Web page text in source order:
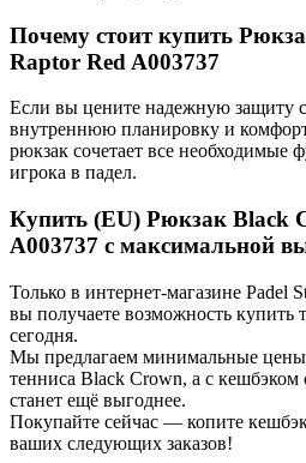
Почему стоит купить
Raptor Red A003737
Если вы цените надежную защиту
внутреннюю планировку и
рюкзак сочетает все необходимые
игрока в падел.
Купить (EU) Рюкзак Black
A003737 с максимальной
Только в интернет-магазине Padel
вы получаете возможность купить
сегодня.
Мы предлагаем минимальные цены
тенниса Black Crown, а с кешбэком
станет ещё выгоднее.
Покупайте сейчас — копите
ваших следующих заказов!